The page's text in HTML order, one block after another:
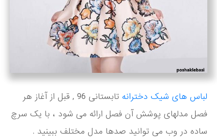
لباس های شیک دخترانه
تابستانی 96 , قبل از آغاز هر
فصل مدلهای پوشش آن فصل ارائه می شود ، با یک سرچ
ساده در وب می توانید صدها مدل مختلف ببینید .